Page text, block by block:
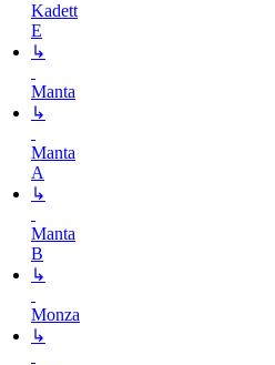
Kadett
E
↳
Manta
↳
Manta
A
↳
Manta
B
↳
Monza
↳